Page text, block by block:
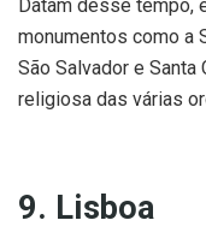
Datam desse tempo,
monumentos como a
São Salvador e Santa
religiosa das várias
9. Lisboa